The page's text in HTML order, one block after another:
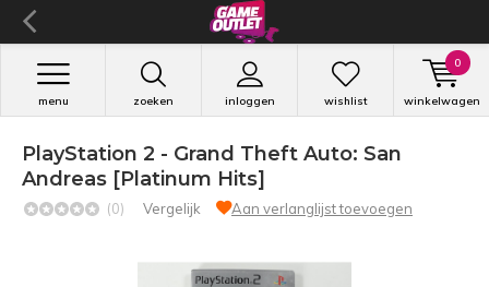
zoeken inloggen
menu wishlist winkelwagen
0
PlayStation 2 - Grand Theft Auto: San
Andreas [Platinum Hits]
(0) Vergelijk Aan verlanglijst toevoegen